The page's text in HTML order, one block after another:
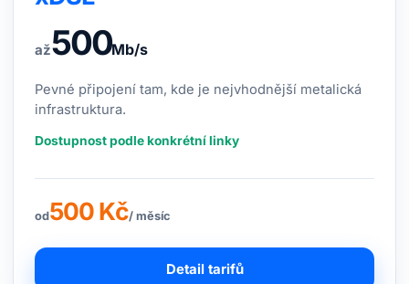
až500Mb/s
Pevné připojení tam, kde je nejvhodnější metalická
infrastruktura.
Dostupnost podle konkrétní linky
od500 Kč/ měsíc
Detail tarifů